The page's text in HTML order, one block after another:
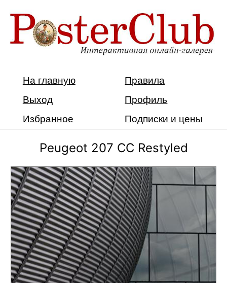
На главную
Правила
Выход
Профиль
Избранное
Подписки и цены
Peugeot 207 CC Restyled